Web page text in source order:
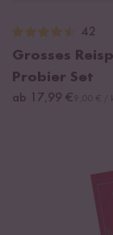
42
Grosses
Probier Set
ab 17,99 €